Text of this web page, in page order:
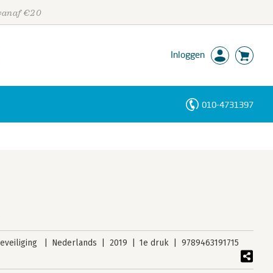
€20
Inloggen
010-4731397
Nederlands 2019 1e druk 9789463191715
Personen